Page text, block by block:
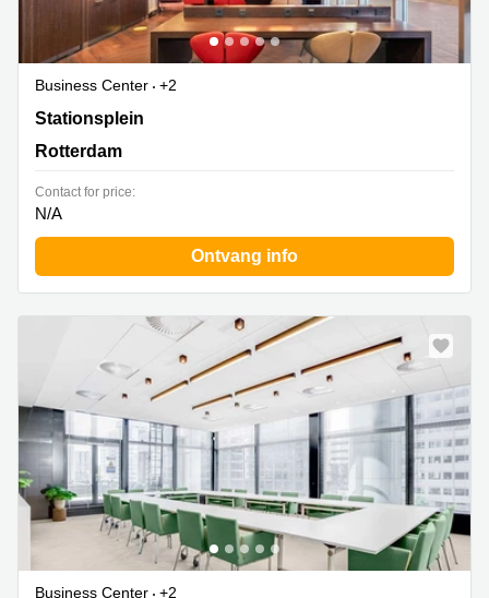
Business Center
+2
Stationsplein 18 - A,Perron 2, Rotterdam
Stationsplein
Rotterdam
Contact for price:
N/A
Ontvang info
Business Center
+2